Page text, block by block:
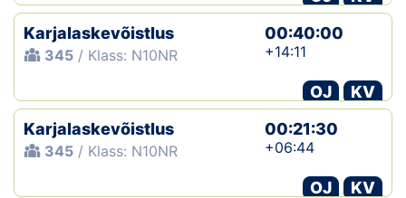
Karjalaskevõistlus
345 / Klass: N10NR
00:40:00
+14:11
OJ
KV
Karjalaskevõistlus
345 / Klass: N10NR
00:21:30
+06:44
OJ
KV